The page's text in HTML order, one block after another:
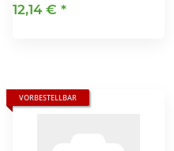
12,14 € *
VORBESTELLBAR